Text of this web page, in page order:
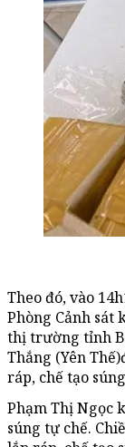
Theo đó, vào
Phòng Cảnh sát
thị trường tỉnh
Thắng (Yên
ráp, chế tạo
Phạm Thị Ngọc
súng tự chế.